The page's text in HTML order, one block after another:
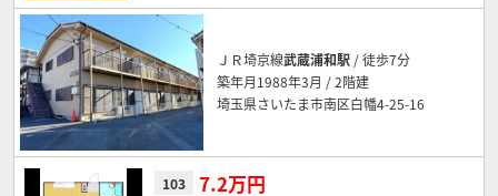
ＪＲ埼京線武蔵浦和駅 / 徒歩7分
築年月1988年3月 / 2階建
埼玉県さいたま市南区白幡4-25-16
103 7.2万円